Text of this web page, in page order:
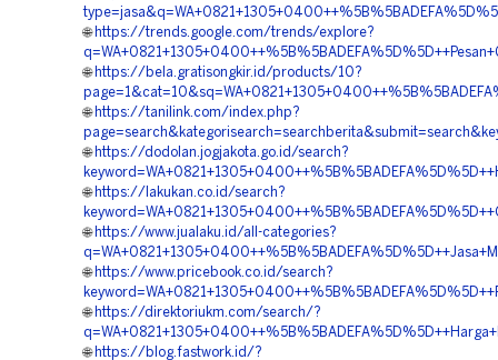
🌐 https://trends.google.com/trends/explore?
🌐 https://bela.gratisongkir.id/products/10?
🌐 https://tanilink.com/index.php?
🌐 https://dodolan.jogjakota.go.id/search?
🌐 https://lakukan.co.id/search?
🌐 https://www.jualaku.id/all-categories?
🌐 https://www.pricebook.co.id/search?
🌐 https://direktoriukm.com/search/?
🌐 https://blog.fastwork.id/?